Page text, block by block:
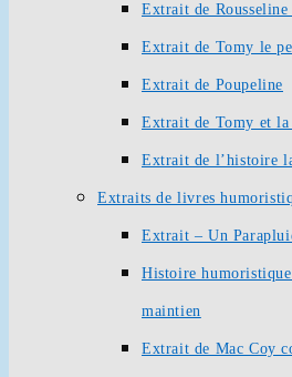
Extrait de Rousseline
Extrait de Tomy le
Extrait de Poupeline
Extrait de Tomy et la
Extrait de l’histoire
Extraits de livres
Extrait – Un
Histoire
maintien
Extrait de Mac Coy